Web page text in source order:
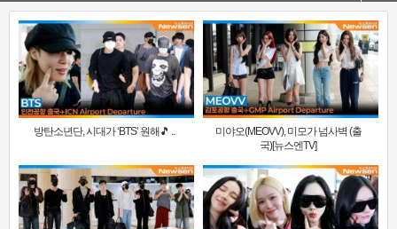
방탄소년단, 시대가 ‘BTS’ 원해🎵 ..
미야오(MEOVV), 미모가 넘사벽 (출
국)[뉴스엔TV]